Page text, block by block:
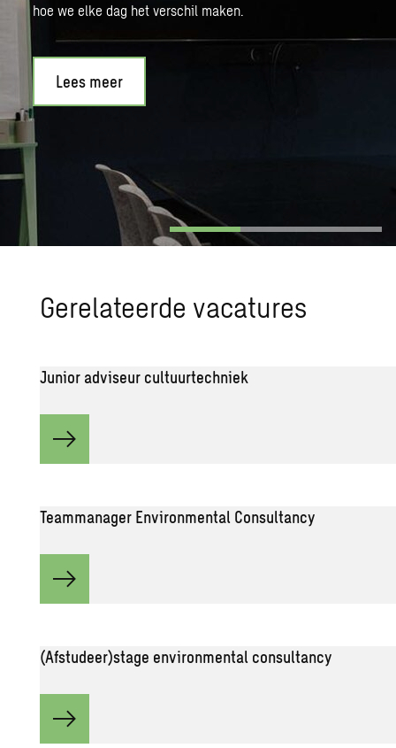
hoe we elke dag het verschil maken.
Lees meer
Ge­re­la­teer­de va­ca­tu­res
Junior adviseur cultuurtechniek
Teammanager Environmental Consultancy
(Afstudeer)stage environmental consultancy